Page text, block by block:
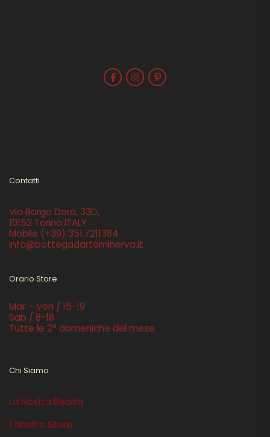
Contatti
Via Borgo Dora, 33D,
10152 Torino ITALY
Mobile (+39) 351.7211384
info@bottegadarteminerva.it
Orario Store
Mar – Ven / 15-19
Sab / 8-18
Tutte le 2° domeniche del mese
Chi Siamo
La Nostra Realtà
Il Nostro Store